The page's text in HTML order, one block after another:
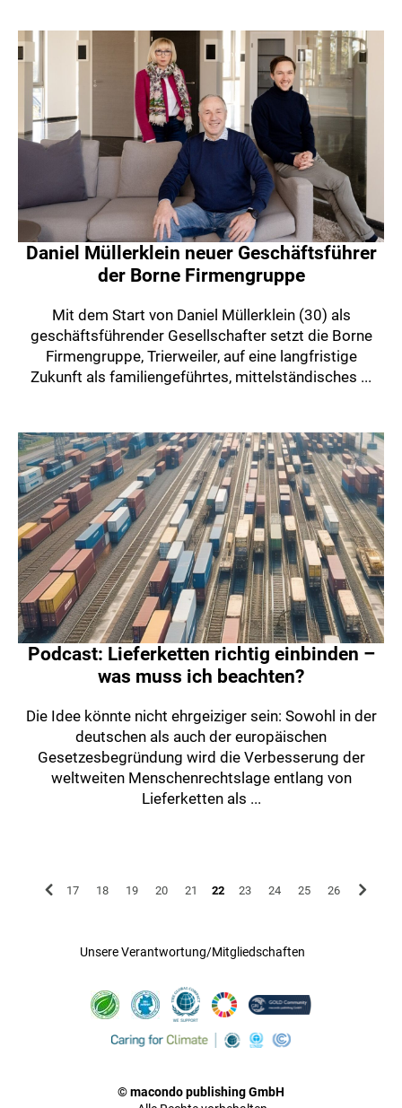
Daniel Müllerklein neuer Geschäftsführer
der Borne Firmengruppe
Mit dem Start von Daniel Müllerklein (30) als
geschäftsführender Gesellschafter setzt die Borne
Firmengruppe, Trierweiler, auf eine langfristige
Zukunft als familiengeführtes, mittelständisches ...
Podcast: Lieferketten richtig einbinden –
was muss ich beachten?
Die Idee könnte nicht ehrgeiziger sein: Sowohl in der
deutschen als auch der europäischen
Gesetzesbegründung wird die Verbesserung der
weltweiten Menschenrechtslage entlang von
Lieferketten als ...
17 18 19 20 21 22 23 24 25 26
Unsere Verantwortung/Mitgliedschaften
© macondo publishing GmbH